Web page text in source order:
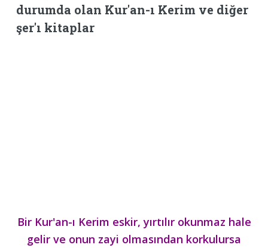
durumda olan Kur'an-ı Kerim ve diğer
şer'ı kitaplar
Bir Kur'an-ı Kerim eskir, yırtılır okunmaz hale
gelir ve onun zayi olmasından korkulursa